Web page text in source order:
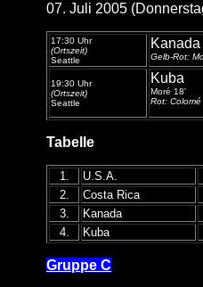
07. Juli 2005
17:30 Uhr
(Ortszeit)
Seattle
Kanada
Gelb-Rot:
19:30 Uhr
(Ortszeit)
Seattle
Kuba
Moré 18'
Rot:
Tabelle
1.
U.S.A.
2.
Costa Rica
3.
Kanada
4.
Kuba
Gruppe C